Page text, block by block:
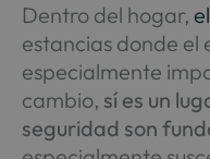
Dentro del hogar,
estancias donde el
especialmente
cambio, sí es un
seguridad son